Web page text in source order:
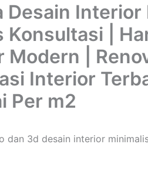
Interior
Konsultasi |
Modern |
Interior
Per m2
dan 3d desain interior